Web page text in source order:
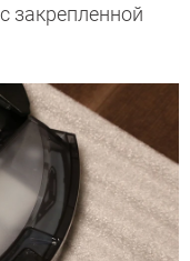
закрепленной